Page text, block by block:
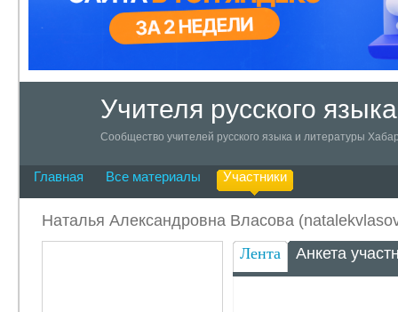
Учителя русского
Сообщество учителей русского языка и литературы
Главная Все материалы Участники
Наталья Александровна Власова
Лента
Анкета